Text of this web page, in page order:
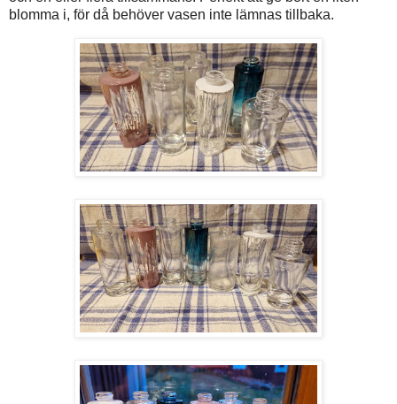
blomma i, för då behöver vasen inte lämnas tillbaka.